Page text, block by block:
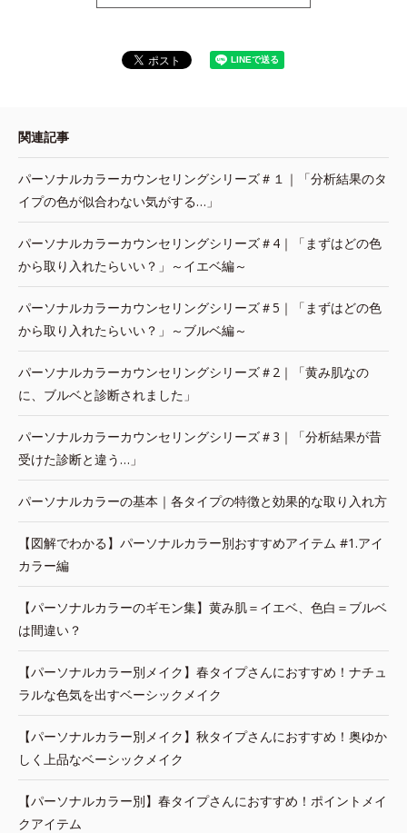
関連記事
パーソナルカラーカウンセリングシリーズ＃１｜「分析結果のタ
イプの色が似合わない気がする…」
パーソナルカラーカウンセリングシリーズ＃4｜「まずはどの色
から取り入れたらいい？」～イエベ編～
パーソナルカラーカウンセリングシリーズ＃5｜「まずはどの色
から取り入れたらいい？」～ブルベ編～
パーソナルカラーカウンセリングシリーズ＃2｜「黄み肌なの
に、ブルベと診断されました」
パーソナルカラーカウンセリングシリーズ＃3｜「分析結果が昔
受けた診断と違う…」
パーソナルカラーの基本｜各タイプの特徴と効果的な取り入れ方
【図解でわかる】パーソナルカラー別おすすめアイテム #1.アイ
カラー編
【パーソナルカラーのギモン集】黄み肌＝イエベ、色白＝ブルベ
は間違い？
【パーソナルカラー別メイク】春タイプさんにおすすめ！ナチュ
ラルな色気を出すベーシックメイク
【パーソナルカラー別メイク】秋タイプさんにおすすめ！奥ゆか
しく上品なベーシックメイク
【パーソナルカラー別】春タイプさんにおすすめ！ポイントメイ
クアイテム